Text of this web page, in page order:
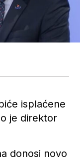
isplaćene
je direktor
donosi novo